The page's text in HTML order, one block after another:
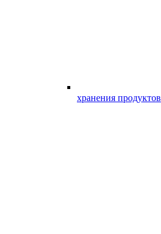
хранения продуктов